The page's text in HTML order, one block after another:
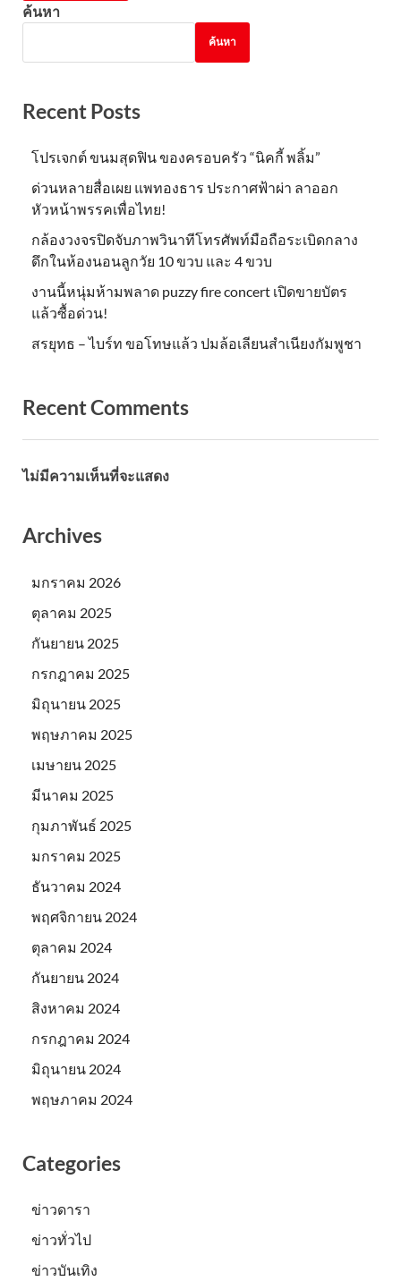
ค้นหา
ค้นหา
Recent Posts
โปรเจกต์ ขนมสุดฟิน ของครอบครัว “นิคกี้ พลิ้ม”
ด่วนหลายสื่อเผย แพทองธาร ประกาศฟ้าผ่า ลาออก
หัวหน้าพรรคเพื่อไทย!
กล้องวงจรปิดจับภาพวินาทีโทรศัพท์มือถือระเบิดกลาง
ดึกในห้องนอนลูกวัย 10 ขวบ และ 4 ขวบ
งานนี้หนุ่มห้ามพลาด puzzy fire concert เปิดขายบัตร
แล้วซื้อด่วน!
สรยุทธ – ไบร์ท ขอโทษแล้ว ปมล้อเลียนสำเนียงกัมพูชา
Recent Comments
ไม่มีความเห็นที่จะแสดง
Archives
มกราคม 2026
ตุลาคม 2025
กันยายน 2025
กรกฎาคม 2025
มิถุนายน 2025
พฤษภาคม 2025
เมษายน 2025
มีนาคม 2025
กุมภาพันธ์ 2025
มกราคม 2025
ธันวาคม 2024
พฤศจิกายน 2024
ตุลาคม 2024
กันยายน 2024
สิงหาคม 2024
กรกฎาคม 2024
มิถุนายน 2024
พฤษภาคม 2024
Categories
ข่าวดารา
ข่าวทั่วไป
ข่าวบันเทิง